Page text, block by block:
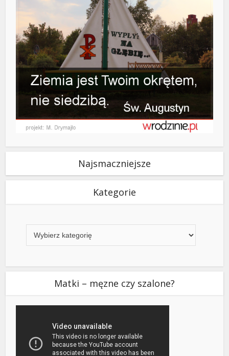
Najsmaczniejsze
Kategorie
Matki – męzne czy szalone?